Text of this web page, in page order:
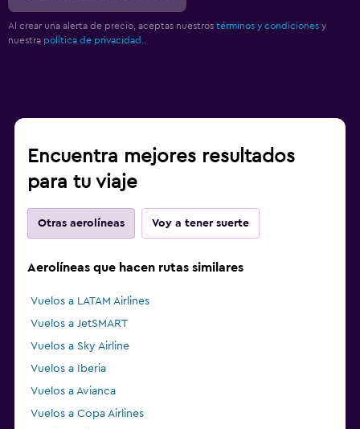
Al crear una alerta de precio, aceptas nuestros términos y condiciones y
nuestra política de privacidad.
Encuentra mejores resultados
para tu viaje
Otras aerolíneas Voy a tener suerte
Aerolíneas que hacen rutas similares
Vuelos a LATAM Airlines
Vuelos a JetSMART
Vuelos a Sky Airline
Vuelos a Iberia
Vuelos a Avianca
Vuelos a Copa Airlines